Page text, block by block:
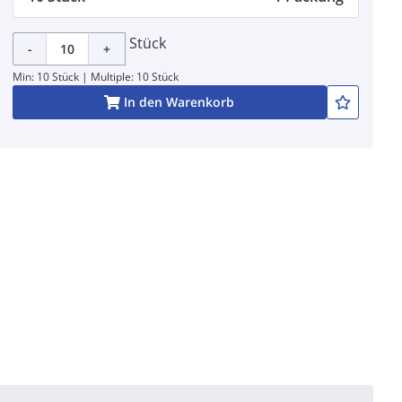
- + Stück
Min: 10 Stück | Multiple: 10 Stück
In den Warenkorb